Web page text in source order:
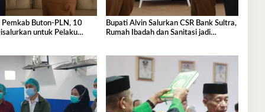
Pemkab Buton-PLN, 10
Bupati Alvin Salurkan CSR Bank Sultra,
Rumah Ibadah dan Sanitasi jadi